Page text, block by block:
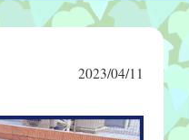
2023/04/11